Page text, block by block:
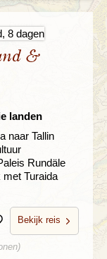
&
landen
naar Tallin
Rundäle
Turaida
Bekijk reis